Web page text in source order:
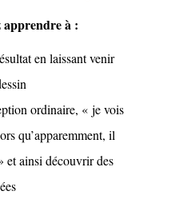
apprendre à :
en laissant venir
ordinaire, « je vois
qu’apparemment, il
et ainsi découvrir des